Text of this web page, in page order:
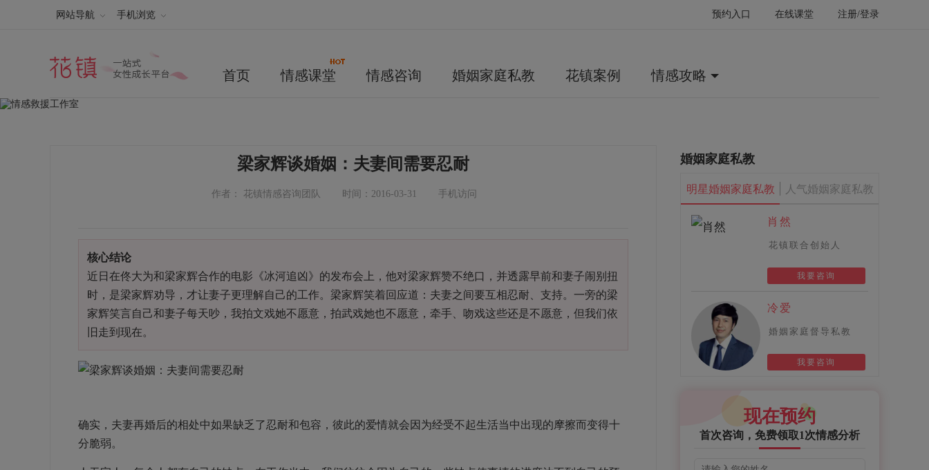
预约入口 在线课堂 注册/登录
网站导航 手机浏览
首页 情感课堂 情感咨询 婚姻家庭私教 花镇案例 情感攻略
梁家辉谈婚姻：夫妻间需要忍耐
作者： 花镇情感咨询团队 时间：2016-03-31 手机访问
核心结论
近日在佟大为和梁家辉合作的电影《冰河追凶》的发布会上，他对梁家辉赞不绝口，并透露早前和妻子闹别扭
时，是梁家辉劝导，才让妻子更理解自己的工作。梁家辉笑着回应道：夫妻之间要互相忍耐、支持。一旁的梁
家辉笑言自己和妻子每天吵，我拍文戏她不愿意，拍武戏她也不愿意，牵手、吻戏这些还是不愿意，但我们依
旧走到现在。
确实，夫妻再婚后的相处中如果缺乏了忍耐和包容，彼此的爱情就会因为经受不起生活当中出现的摩擦而变得十
分脆弱。
婚姻家庭私教
明星婚姻家庭私教 人气婚姻家庭私教
肖然
花镇联合创始人
我要咨询
冷爱
婚姻家庭督导私教
我要咨询
现在预约
首次咨询，免费领取1次情感分析